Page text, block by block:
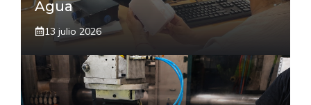
Agua
13 julio 2026